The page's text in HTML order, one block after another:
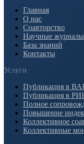
Главная
О нас
Соавторство
Научные журналы
База знаний
Контакты
Услуги
Публикация в
Публикация в
Полное
Повышение
Коллективное
Коллективные